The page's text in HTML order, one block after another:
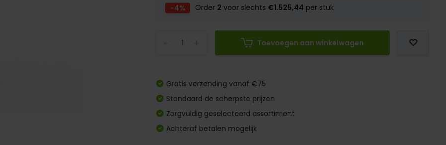
-4% Order 2 voor slechts €1.525,44 per stuk
Toevoegen aan winkelwagen
Gratis verzending vanaf €75
Standaard de scherpste prijzen
Zorgvuldig geselecteerd assortiment
Achteraf betalen mogelijk